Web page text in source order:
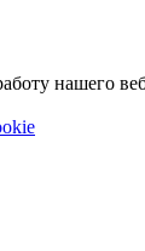
нашего